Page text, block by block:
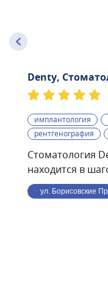
Denty,
имплантология
рентгенография
Стоматология
находится в
от станции
ул. Борисовские